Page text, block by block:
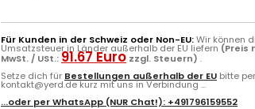
Für Kunden in der Schweiz oder Non-EU:Wir können
Umsatzsteuer in Länder außerhalb der EU liefern (Preis
MwSt. / USt.: 91.67 Euro zzgl. Steuern) .
Setze dich für Bestellungen außerhalb der EU bitte
kontakt@yerd.de kurz mit uns in Verbindung ...
...oder perWhatsApp (NUR Chat!): +491796159552